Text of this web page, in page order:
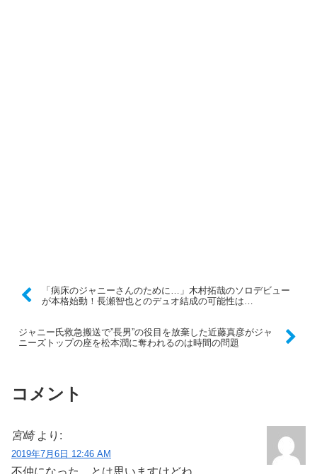
「病床のジャニーさんのために…」木村拓哉のソロデビュー
が本格始動！長瀬智也とのデュオ結成の可能性は…
ジャニー氏救急搬送で”長男”の役目を放棄した近藤真彦がジャ
ニーズトップの座を松本潤に奪われるのは時間の問題
コメント
宮崎 より:
2019年7月6日 12:46 AM
不仲になった、とは思いますけどね